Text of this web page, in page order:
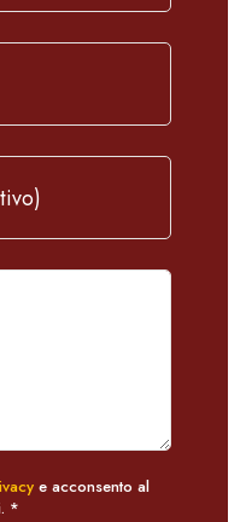
e acconsento al
*